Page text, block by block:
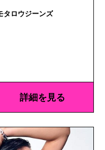
JEANS | モモタロウジーンズ
詳細を見る